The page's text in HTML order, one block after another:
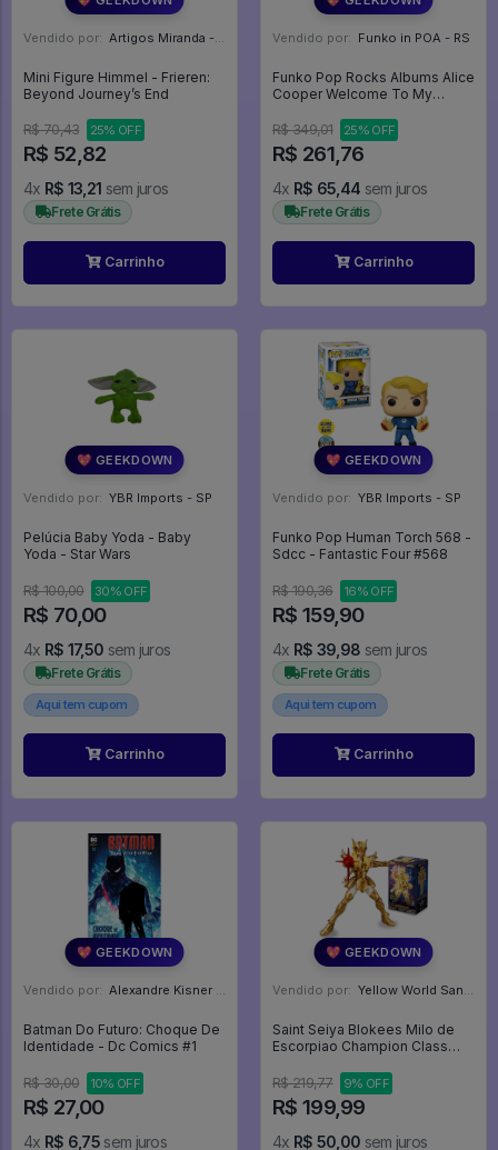
Vendido por: Artigos Miranda - RJ
Mini Figure Himmel - Frieren:
Beyond Journey’s End
R$ 70,43 25% OFF
R$ 52,82
4x R$ 13,21 sem juros
Frete Grátis
Carrinho
Vendido por: Funko in POA - RS
Funko Pop Rocks Albums Alice
Cooper Welcome To My
#34
R$ 349,01 25% OFF
R$ 261,76
4x R$ 65,44 sem juros
Frete Grátis
Carrinho
💖 GEEKDOWN
Vendido por: YBR Imports - SP
Pelúcia Baby Yoda - Baby
Yoda - Star Wars
R$ 100,00 30% OFF
R$ 70,00
4x R$ 17,50 sem juros
Frete Grátis
Aqui tem cupom
Carrinho
💖 GEEKDOWN
Vendido por: YBR Imports - SP
Funko Pop Human Torch 568 -
Sdcc - Fantastic Four #568
R$ 190,36 16% OFF
R$ 159,90
4x R$ 39,98 sem juros
Frete Grátis
Aqui tem cupom
Carrinho
💖 GEEKDOWN
Vendido por: Alexandre Kisner - PR
Batman Do Futuro: Choque De
Identidade - Dc Comics #1
R$ 30,00 10% OFF
R$ 27,00
4x R$ 6,75 sem juros
💖 GEEKDOWN
Vendido por: Yellow World Santos - SP
Saint Seiya Blokees Milo de
Escorpiao Champion Class
Zodiaco -
R$ 219,77 9% OFF
R$ 199,99
4x R$ 50,00 sem juros